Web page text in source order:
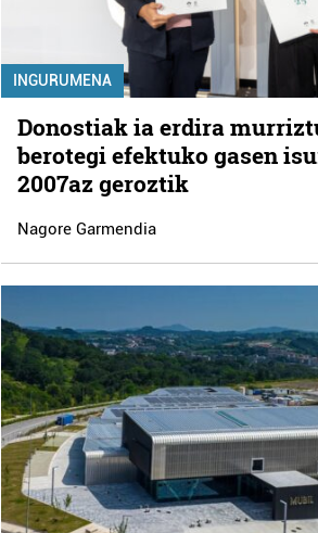
INGURUMENA
Donostiak ia erdira
berotegi efektuko gasen
2007az geroztik
Nagore Garmendia